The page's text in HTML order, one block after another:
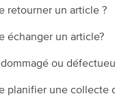
retourner un article ?
échanger un article?
ou
planifier une collecte